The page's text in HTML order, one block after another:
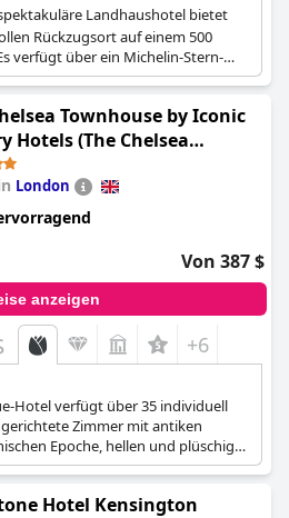
Landhaushotel bietet
Rückzugsort auf einem 500
verfügt über ein Michelin-Stern-
Gärten, die ein hochwertiges und
bieten.
Townhouse by Iconic
Hotels (The Chelsea
London
Von 387 $
anzeigen
+6
Hotel verfügt über 35 individuell
Zimmer mit antiken
Epoche, hellen und plüschigen
von historischem Charme, die
Annehmlichkeiten verbindet,
benötigen.
Hotel Kensington